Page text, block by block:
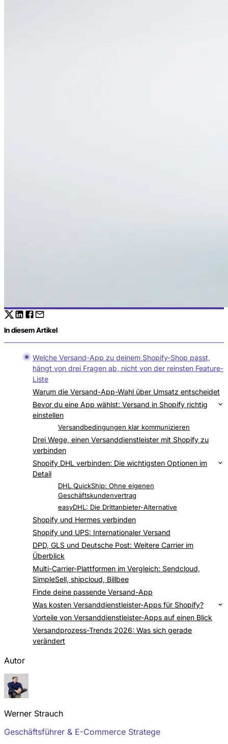
In diesem Artikel
Welche Versand-App zu deinem Shopify-Shop passt,
hängt von drei Fragen ab, nicht von der reinsten Feature-
Liste
Warum die Versand-App-Wahl über Umsatz entscheidet
Bevor du eine App wählst: Versand in Shopify richtig
einstellen
Versandprofile und Versandzonen
Versandbedingungen klar kommunizieren
Drei Wege, einen Versanddienstleister mit Shopify zu
verbinden
Shopify DHL verbinden: Die wichtigsten Optionen im
Detail
Post & DHL Shipping: Die offizielle App
DHL QuickShip: Ohne eigenen
Geschäftskundenvertrag
easyDHL: Die Drittanbieter-Alternative
Shopify und Hermes verbinden
Shopify und UPS: Internationaler Versand
DPD, GLS und Deutsche Post: Weitere Carrier im
Überblick
Multi-Carrier-Plattformen im Vergleich: Sendcloud,
SimpleSell, shipcloud, Billbee
Finde deine passende Versand-App
Was kosten Versanddienstleister-Apps für Shopify?
Worauf du bei der App-Wahl konkret achten solltest
Vorteile von Versanddienstleister-Apps auf einen Blick
Versandprozess-Trends 2026: Was sich gerade
verändert
Autor
Werner Strauch
Geschäftsführer & E-Commerce Stratege